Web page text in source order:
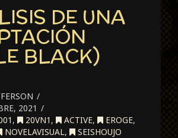
DE UNA
BLACK)
2021
, 20VN1 , ACTIVE, EROGE,
NOVELAVISUAL, SEISHOUJO